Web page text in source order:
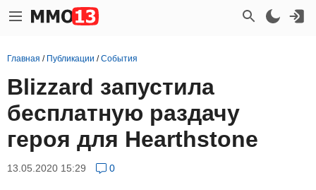
Главная / Публикации /События
Blizzard запустила
бесплатную раздачу
героя для Hearthstone
13.05.2020 15:29 0